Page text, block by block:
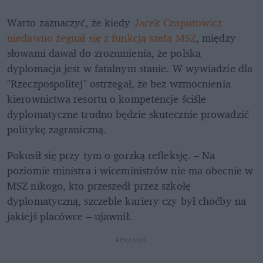
Warto zaznaczyć, że kiedy Jacek Czaputowicz
niedawno żegnał się z funkcją szefa MSZ, między
słowami dawał do zrozumienia, że polska
dyplomacja jest w fatalnym stanie. W wywiadzie dla
"Rzeczpospolitej" ostrzegał, że bez wzmocnienia
kierownictwa resortu o kompetencje ściśle
dyplomatyczne trudno będzie skutecznie prowadzić
politykę zagraniczną.
Pokusił się przy tym o gorzką refleksję. – Na
poziomie ministra i wiceministrów nie ma obecnie w
MSZ nikogo, kto przeszedł przez szkołę
dyplomatyczną, szczeble kariery czy był choćby na
jakiejś placówce – ujawnił.
REKLAMA